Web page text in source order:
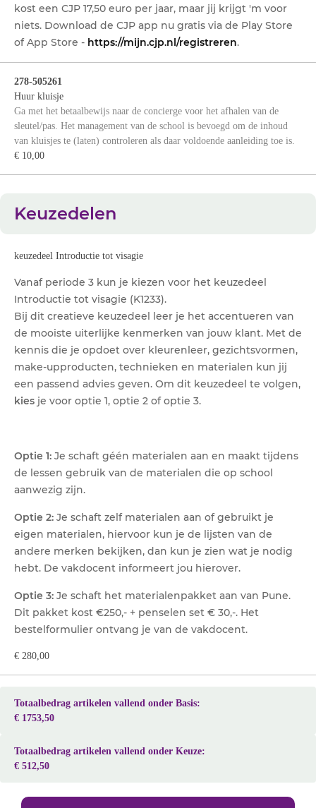
kost een CJP 17,50 euro per jaar, maar jij krijgt 'm voor
niets. Download de CJP app nu gratis via de Play Store
of App Store - https://mijn.cjp.nl/registreren.
278-505261
Huur kluisje
Ga met het betaalbewijs naar de concierge voor het afhalen van de
sleutel/pas. Het management van de school is bevoegd om de inhoud
van kluisjes te (laten) controleren als daar voldoende aanleiding toe is.
€ 10,00
Keuzedelen
keuzedeel Introductie tot visagie
Vanaf periode 3 kun je kiezen voor het keuzedeel
Introductie tot visagie (K1233).
Bij dit creatieve keuzedeel leer je het accentueren van
de mooiste uiterlijke kenmerken van jouw klant. Met de
kennis die je opdoet over kleurenleer, gezichtsvormen,
make-upproducten, technieken en materialen kun jij
een passend advies geven. Om dit keuzedeel te volgen,
kies je voor optie 1, optie 2 of optie 3.
Optie 1: Je schaft géén materialen aan en maakt tijdens
de lessen gebruik van de materialen die op school
aanwezig zijn.
Optie 2: Je schaft zelf materialen aan of gebruikt je
eigen materialen, hiervoor kun je de lijsten van de
andere merken bekijken, dan kun je zien wat je nodig
hebt. De vakdocent informeert jou hierover.
Optie 3: Je schaft het materialenpakket aan van Pune.
Dit pakket kost €250,- + penselen set € 30,-. Het
bestelformulier ontvang je van de vakdocent.
€ 280,00
Totaalbedrag artikelen vallend onder Basis:
€ 1753,50
Totaalbedrag artikelen vallend onder Keuze:
€ 512,50